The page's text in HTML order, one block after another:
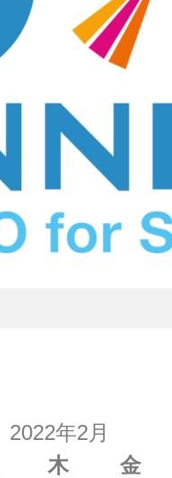
2022年2月
木 金